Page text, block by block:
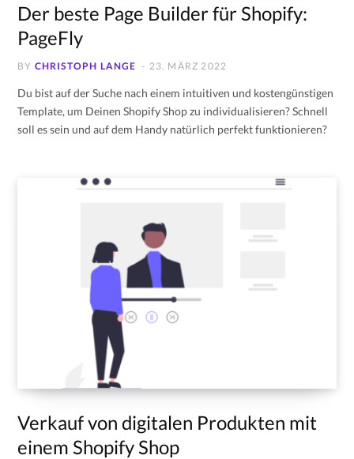
Der beste Page Builder für Shopify:
PageFly
BY CHRISTOPH LANGE 23. MÄRZ 2022
Du bist auf der Suche nach einem intuitiven und kostengünstigen
Template, um Deinen Shopify Shop zu individualisieren? Schnell
soll es sein und auf dem Handy natürlich perfekt funktionieren?
Verkauf von digitalen Produkten mit
einem Shopify Shop